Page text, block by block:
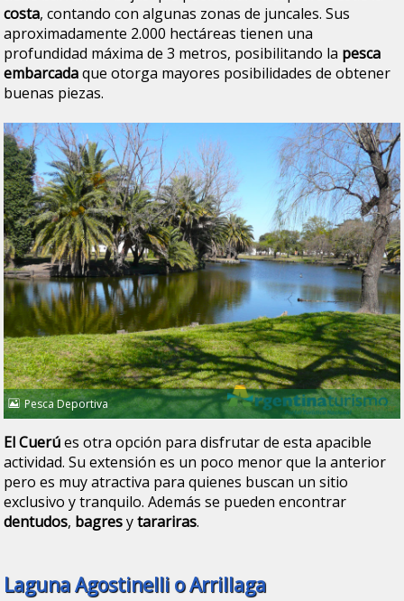
costa, contando con algunas zonas de juncales. Sus
aproximadamente 2.000 hectáreas tienen una
profundidad máxima de 3 metros, posibilitando la pesca
embarcadaque otorga mayores posibilidades de obtener
buenas piezas.
Pesca Deportiva
El Cuerúes otra opción para disfrutar de esta apacible
actividad. Su extensión es un poco menor que la anterior
pero es muy atractiva para quienes buscan un sitio
exclusivo y tranquilo. Además se pueden encontrar
dentudos, bagresytarariras.
Laguna Agostinelli o Arrillaga